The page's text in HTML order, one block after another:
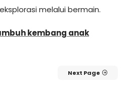
melalui bermain.
kembang anak
Next Page